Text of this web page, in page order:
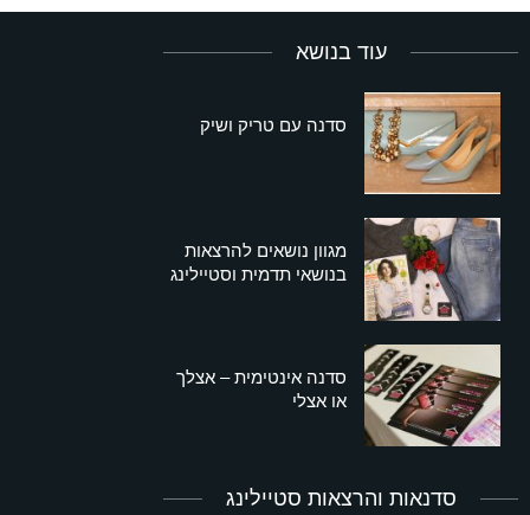
עוד בנושא
סדנה עם טריק ושיק
מגוון נושאים להרצאות
בנושאי תדמית וסטיילינג
סדנה אינטימית – אצלך
או אצלי
סדנאות והרצאות סטיילינג